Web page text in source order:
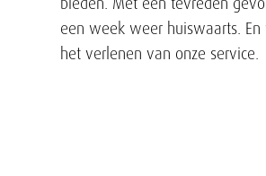
een week weer huiswaarts.
het verlenen van onze service.